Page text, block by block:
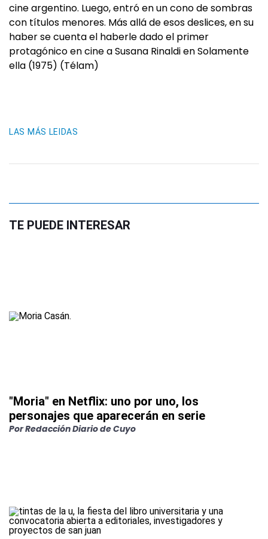
cine argentino. Luego, entró en un cono de sombras
con títulos menores. Más allá de esos deslices, en su
haber se cuenta el haberle dado el primer
protagónico en cine a Susana Rinaldi en Solamente
ella (1975) (Télam)
LAS MÁS LEIDAS
TE PUEDE INTERESAR
"Moria" en Netflix: uno por uno, los
personajes que aparecerán en serie
PorRedacción Diario de Cuyo